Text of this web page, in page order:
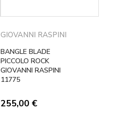
GIOVANNI RASPINI
BANGLE BLADE
PICCOLO ROCK
GIOVANNI RASPINI
11775
255,00 €